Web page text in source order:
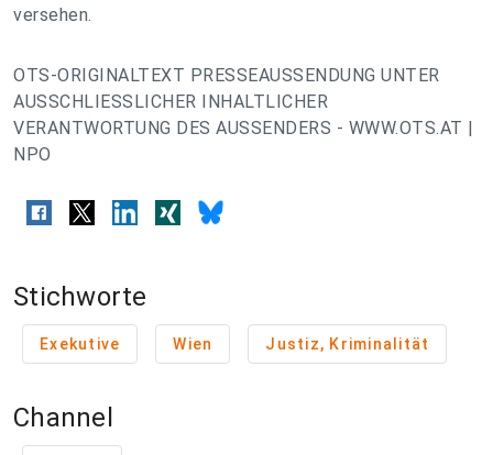
versehen.
OTS-ORIGINALTEXT PRESSEAUSSENDUNG UNTER
AUSSCHLIESSLICHER INHALTLICHER
VERANTWORTUNG DES AUSSENDERS - WWW.OTS.AT |
NPO
Stichworte
Exekutive Wien Justiz, Kriminalität
Channel